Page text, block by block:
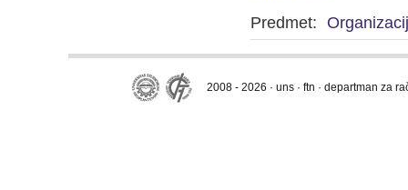
Predmet:
2008 - 2026 · uns · ftn · departman za